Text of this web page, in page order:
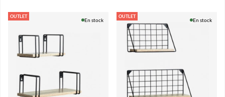
OUTLET
En stock
OUTLET
En stock